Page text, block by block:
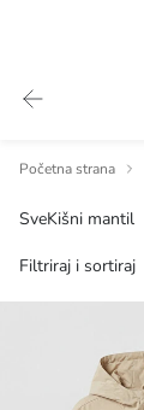
Početna strana
SveKišni mantil
Filtriraj i sortiraj